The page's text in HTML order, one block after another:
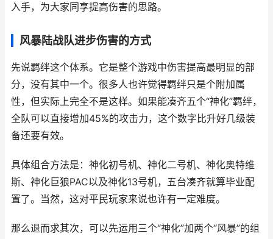
入手，为大家同享提高伤害的思路。
风暴陆战队进步伤害的方式
先说羁绊这个体系。它是整个游戏中伤害提高最明显的部
分，没有其中一个。很多人也许觉得羁绊只是个附加属
性，但实际上完全不是这样。如果能凑齐五个“神化”羁绊，
全队可以直接增加45%的攻击力，这个数字比升好几级装
备还要有效。
具体组合方法是：神化初号机、神化二号机、神化奥特维
斯、神化巨狼PAC以及神化13号机，五台凑齐就算毕业配
置了。当然，这对平民玩家来说也许有一定难度。
那么退而求其次，可以先运用三个“神化”加两个“风暴”的组